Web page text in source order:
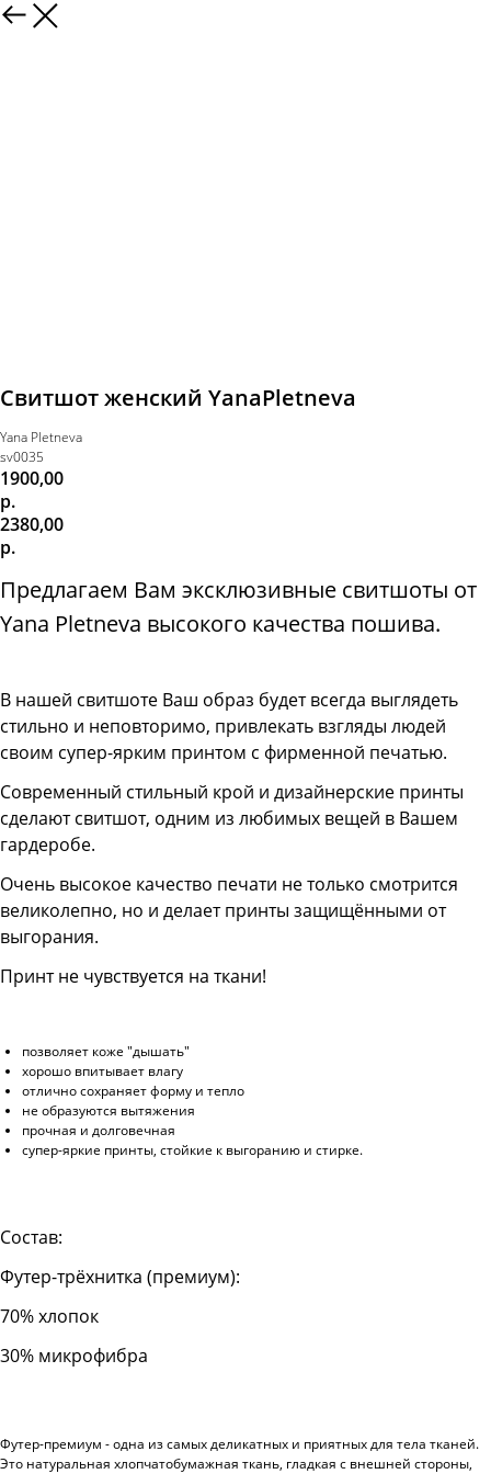
Свитшот женский YanaPletneva
Yana Pletneva
sv0035
1900,00
р.
2380,00
р.
Предлагаем Вам эксклюзивные свитшоты от
Yana Pletneva высокого качества пошива.
В нашей свитшоте Ваш образ будет всегда выглядеть
стильно и неповторимо, привлекать взгляды людей
своим супер-ярким принтом с фирменной печатью.
Современный стильный крой и дизайнерские принты
сделают свитшот, одним из любимых вещей в Вашем
гардеробе.
Очень высокое качество печати не только смотрится
великолепно, но и делает принты защищёнными от
выгорания.
Принт не чувствуется на ткани!
позволяет коже "дышать"
хорошо впитывает влагу
отлично сохраняет форму и тепло
не образуются вытяжения
прочная и долговечная
супер-яркие принты, стойкие к выгоранию и стирке.
Состав:
Футер-трёхнитка (премиум):
70% хлопок
30% микрофибра
Футер-премиум - одна из самых деликатных и приятных для тела тканей.
Это натуральная хлопчатобумажная ткань, гладкая с внешней стороны,